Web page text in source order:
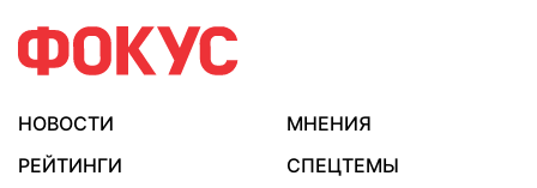
НОВОСТИ
МНЕНИЯ
РЕЙТИНГИ
СПЕЦТЕМЫ